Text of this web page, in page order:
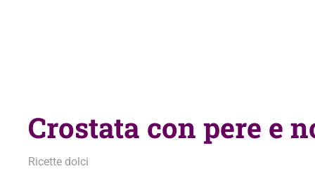
Crostata con pere e
10 Aprile 2012
admin
Ricette dolci